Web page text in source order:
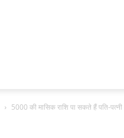
5000 की मासिक राशि पा सकते हैं पति-